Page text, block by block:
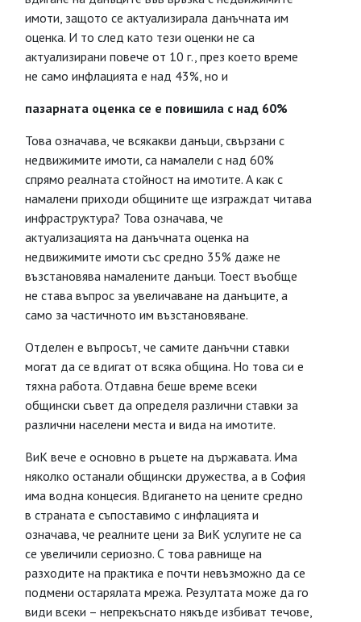
имоти, защото се актуализирала данъчната им
оценка. И то след като тези оценки не са
актуализирани повече от 10 г., през което време
не само инфлацията е над 43%, но и
пазарната оценка се е повишила с над 60%
Това означава, че всякакви данъци, свързани с
недвижимите имоти, са намалели с над 60%
спрямо реалната стойност на имотите. А как с
намалени приходи общините ще изграждат читава
инфраструктура? Това означава, че
актуализацията на данъчната оценка на
недвижимите имоти със средно 35% даже не
възстановява намалените данъци. Тоест въобще
не става въпрос за увеличаване на данъците, а
само за частичното им възстановяване.
Отделен е въпросът, че самите данъчни ставки
могат да се вдигат от всяка община. Но това си е
тяхна работа. Отдавна беше време всеки
общински съвет да определя различни ставки за
различни населени места и вида на имотите.
ВиК вече е основно в ръцете на държавата. Има
няколко останали общински дружества, а в София
има водна концесия. Вдигането на цените средно
в страната е съпоставимо с инфлацията и
означава, че реалните цени за ВиК услугите не са
се увеличили сериозно. С това равнище на
разходите на практика е почти невъзможно да се
подмени остарялата мрежа. Резултата може да го
види всеки – непрекъснато някъде избиват течове,